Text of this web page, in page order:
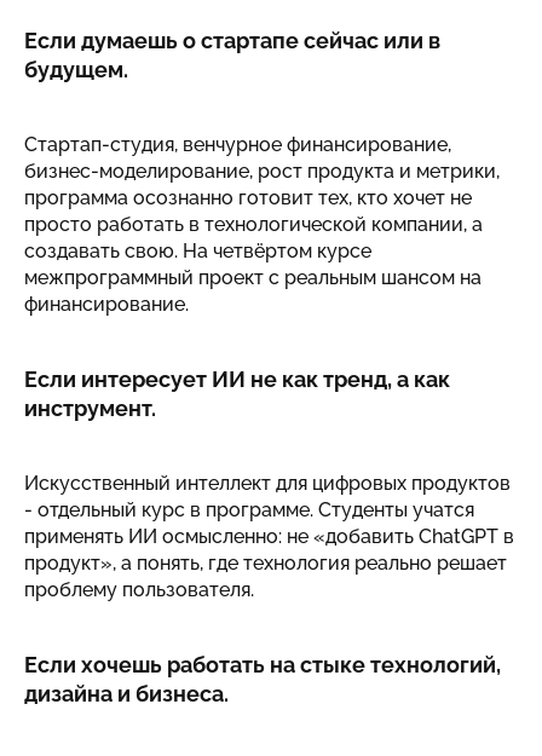
Если думаешь о стартапе сейчас или в
будущем.
Стартап-студия, венчурное финансирование,
бизнес-моделирование, рост продукта и метрики,
программа осознанно готовит тех, кто хочет не
просто работать в технологической компании, а
создавать свою. На четвёртом курсе
межпрограммный проект с реальным шансом на
финансирование.
Если интересует ИИ не как тренд, а как
инструмент.
Искусственный интеллект для цифровых продуктов
- отдельный курс в программе. Студенты учатся
применять ИИ осмысленно: не «добавить ChatGPT в
продукт», а понять, где технология реально решает
проблему пользователя.
Если хочешь работать на стыке технологий,
дизайна и бизнеса.